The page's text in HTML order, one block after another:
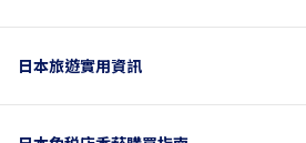
日本旅遊實用資訊